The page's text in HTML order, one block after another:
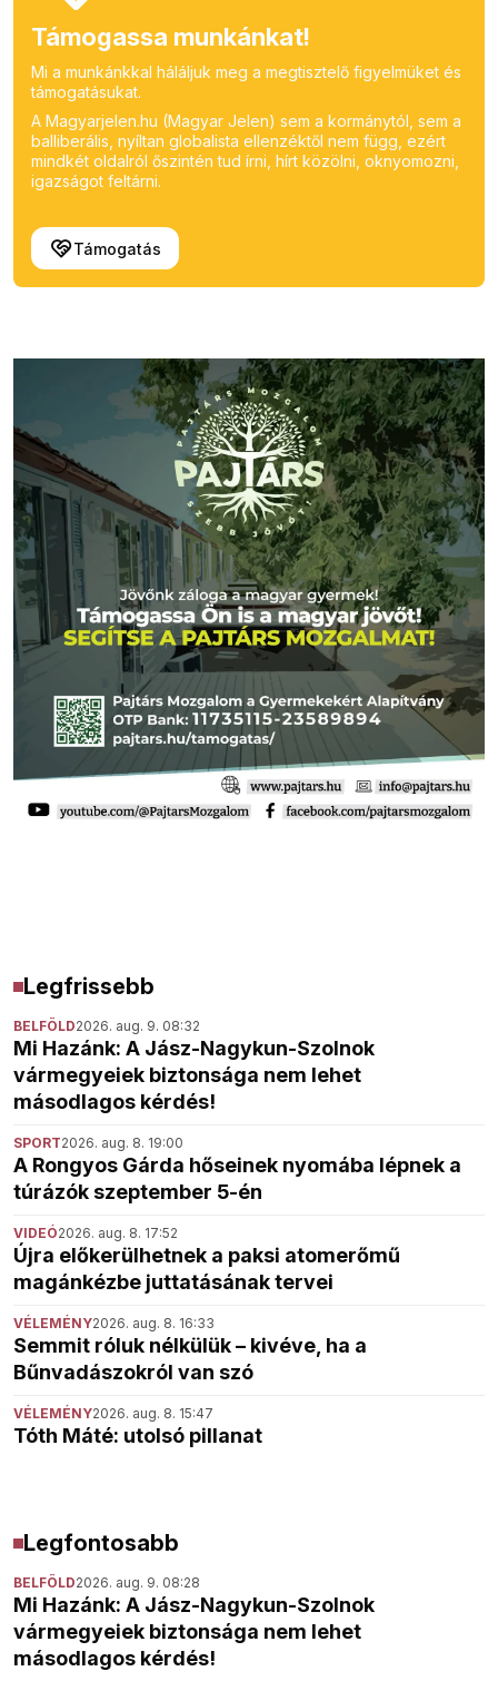
Támogassa munkánkat!
Mi a munkánkkal háláljuk meg a megtisztelő figyelmüket és
támogatásukat.
A Magyarjelen.hu (Magyar Jelen) sem a kormánytól, sem a
balliberális, nyíltan globalista ellenzéktől nem függ, ezért
mindkét oldalról őszintén tud írni, hírt közölni, oknyomozni,
igazságot feltárni.
Támogatás
Legfrissebb
BELFÖLD2026. aug. 9. 08:32
Mi Hazánk: A Jász-Nagykun-Szolnok
vármegyeiek biztonsága nem lehet
másodlagos kérdés!
SPORT2026. aug. 8. 19:00
A Rongyos Gárda hőseinek nyomába lépnek a
túrázók szeptember 5-én
VIDEÓ2026. aug. 8. 17:52
Újra előkerülhetnek a paksi atomerőmű
magánkézbe juttatásának tervei
VÉLEMÉNY2026. aug. 8. 16:33
Semmit róluk nélkülük – kivéve, ha a
Bűnvadászokról van szó
VÉLEMÉNY2026. aug. 8. 15:47
Tóth Máté: utolsó pillanat
Legfontosabb
BELFÖLD2026. aug. 9. 08:28
Mi Hazánk: A Jász-Nagykun-Szolnok
vármegyeiek biztonsága nem lehet
másodlagos kérdés!